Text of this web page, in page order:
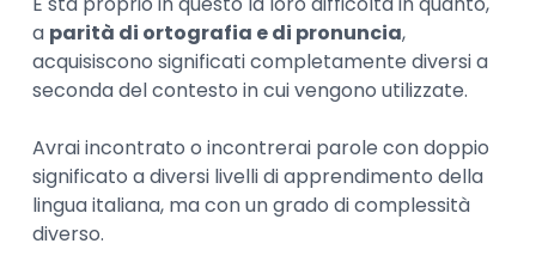
a parità di ortografia e di pronuncia,
acquisiscono significati completamente diversi a
seconda del contesto in cui vengono utilizzate.
Avrai incontrato o incontrerai parole con doppio
significato a diversi livelli di apprendimento della
lingua italiana, ma con un grado di complessità
diverso.